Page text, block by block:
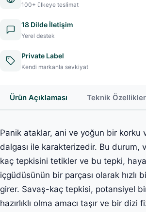
100+ ülkeye teslimat
18 Dilde İletişim
Yerel destek
Private Label
Kendi markanla sevkiyat
Ürün Açıklaması Teknik Özellikler
Panik ataklar, ani ve yoğun bir korku
dalgası ile karakterizedir. Bu durum,
kaç tepkisini tetikler ve bu tepki,
içgüdüsünün bir parçası olarak hızlı
girer. Savaş-kaç tepkisi, potansiyel
hazırlıklı olma amacı taşır ve bir dizi